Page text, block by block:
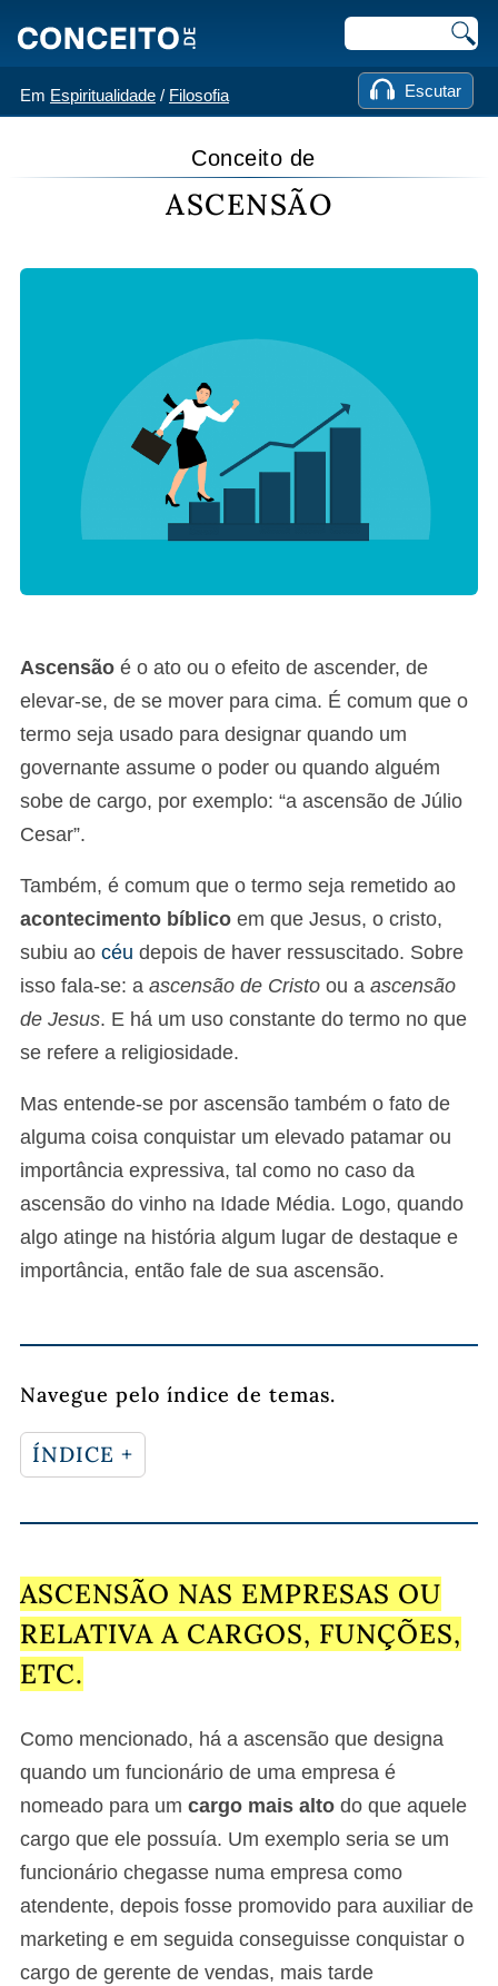
Em Espiritualidade / Filosofia Escutar
Conceito de
ASCENSÃO
Ascensão é o ato ou o efeito de ascender, de
elevar-se, de se mover para cima. É comum que o
termo seja usado para designar quando um
governante assume o poder ou quando alguém
sobe de cargo, por exemplo: “a ascensão de Júlio
Cesar”.
Também, é comum que o termo seja remetido ao
acontecimento bíblico em que Jesus, o cristo,
subiu ao céu depois de haver ressuscitado. Sobre
isso fala-se: a ascensão de Cristo ou a ascensão
de Jesus. E há um uso constante do termo no que
se refere a religiosidade.
Mas entende-se por ascensão também o fato de
alguma coisa conquistar um elevado patamar ou
importância expressiva, tal como no caso da
ascensão do vinho na Idade Média. Logo, quando
algo atinge na história algum lugar de destaque e
importância, então fale de sua ascensão.
Navegue pelo índice de temas.
ÍNDICE +
ASCENSÃO NAS EMPRESAS OU
RELATIVA A CARGOS, FUNÇÕES,
ETC.
Como mencionado, há a ascensão que designa
quando um funcionário de uma empresa é
nomeado para um cargo mais alto do que aquele
cargo que ele possuía. Um exemplo seria se um
funcionário chegasse numa empresa como
atendente, depois fosse promovido para auxiliar de
marketing e em seguida conseguisse conquistar o
cargo de gerente de vendas, mais tarde